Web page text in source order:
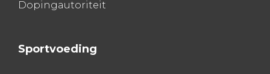
Dopingautoriteit
Sportvoeding